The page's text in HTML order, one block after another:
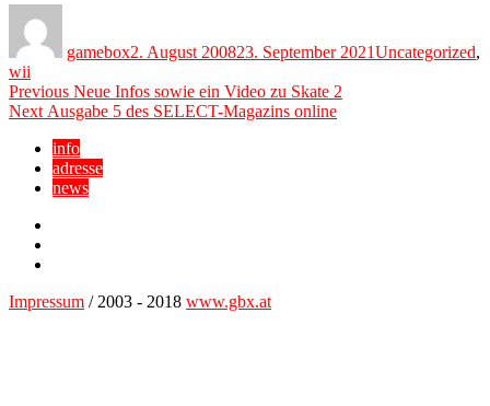
gamebox2. August 200823. September 2021Uncategorized,
wii
Beitragsnavigation
Previous Previous
post:
Neue Infos sowie ein Video zu Skate 2
Next Next
Ausgabe 5 des SELECT-Magazins online
info
adresse
news
Impressum / 2003 - 2018 www.gbx.at